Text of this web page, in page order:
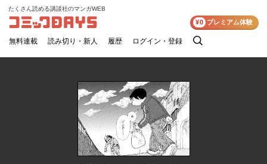
コミックDAYS
たくさん読める講談社のマンガWEB
無料連載 読み切り・新人 履歴 ログイン・登録
検
¥0 プレミアム体験